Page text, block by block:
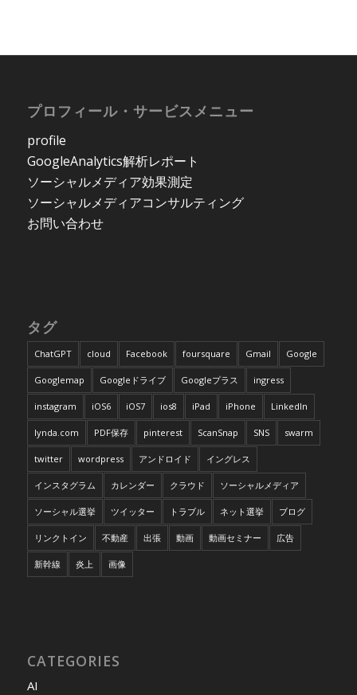
プロフィール・サービスメニュー
profile
GoogleAnalytics解析レポート
ソーシャルメディア効果測定
ソーシャルメディアコンサルティング
お問い合わせ
タグ
ChatGPT cloud Facebook foursquare Gmail Google
Googlemap Googleドライブ Googleプラス ingress
instagram iOS6 iOS7 ios8 iPad iPhone LinkedIn
lynda.com PDF保存 pinterest ScanSnap SNS swarm
twitter wordpress アンドロイド イングレス
インスタグラム カレンダー クラウド ソーシャルメディア
ソーシャル選挙 ツイッター トラブル ネット選挙 ブログ
リンクトイン 不動産 出張 動画 動画セミナー 広告
新幹線 炎上 画像
CATEGORIES
AI